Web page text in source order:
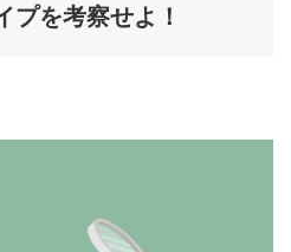
プを考察せよ！